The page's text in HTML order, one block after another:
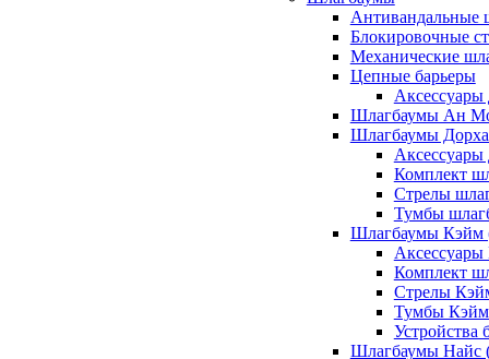
Антивандальные
Блокировочные
Механические
Цепные барьеры
Аксессуары
Шлагбаумы Ан
Шлагбаумы
Комплект
Стрелы
Тумбы
Шлагбаумы Кэйм
Комплект
Стрелы
Тумбы
Устройства
Шлагбаумы Найс